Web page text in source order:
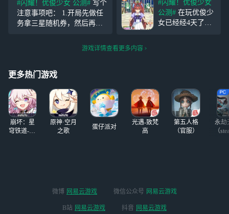
法，游戏中通过训
练、各种随机事
件、比赛以及技能
各种属性数值，最
个
感很强，让我觉得
我如同真的到了特
雷森学院。在这里
#闪耀！优俊少女 公测#
注意事项吧： 1.开局先做任
务拿三星随机券，然后再换
重复 2.主线里的耐麦昆还可
娃，这个可
#闪耀！优俊少女
公测# 在玩优俊少
女已经经4天了，
游戏的核心玩法上
官方下来不少功
夫。优俊少女在养
成时
游戏详情查看更多内容
更多热门游戏
崩坏：星
穹铁道-4.4
原神·空月
之歌
蛋仔派对
光遇-致梵
高
第五人格
（官服）
永劫
（
微博 网易云游戏 微信公众号 网易云游戏
B站 网易云游戏 抖音 网易云游戏